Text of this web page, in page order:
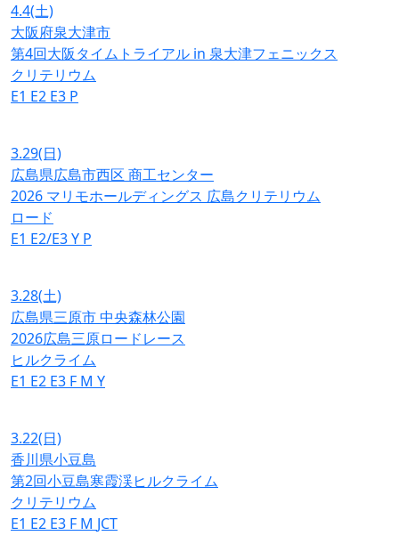
4.4(土)
大阪府泉大津市
第4回大阪タイムトライアル in 泉大津フェニックス
クリテリウム
E1 E2 E3 P
3.29(日)
広島県広島市西区 商工センター
2026 マリモホールディングス 広島クリテリウム
ロード
E1 E2/E3Y P
3.28(土)
広島県三原市 中央森林公園
2026広島三原ロードレース
ヒルクライム
E1 E2 E3 F M Y
3.22(日)
香川県小豆島
第2回小豆島寒霞渓ヒルクライム
クリテリウム
E1 E2 E3 F M JCT